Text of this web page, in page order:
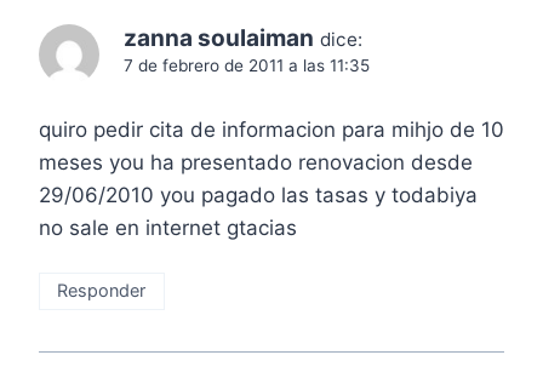
zanna soulaiman dice:
7 de febrero de 2011 a las 11:35
quiro pedir cita de informacion para mihjo de 10
meses you ha presentado renovacion desde
29/06/2010 you pagado las tasas y todabiya
no sale en internet gtacias
Responder